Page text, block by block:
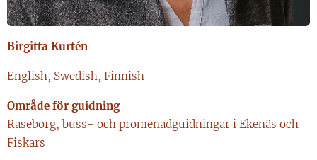
Birgitta Kurtén
English, Swedish, Finnish
Område för guidning
Raseborg, buss- och promenadguidningar i Ekenäs och
Fiskars